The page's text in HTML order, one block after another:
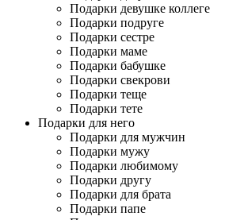
Подарки девушке коллеге
Подарки подруге
Подарки сестре
Подарки маме
Подарки бабушке
Подарки свекрови
Подарки теще
Подарки тете
Подарки для него
Подарки для мужчин
Подарки мужу
Подарки любимому
Подарки другу
Подарки для брата
Подарки папе